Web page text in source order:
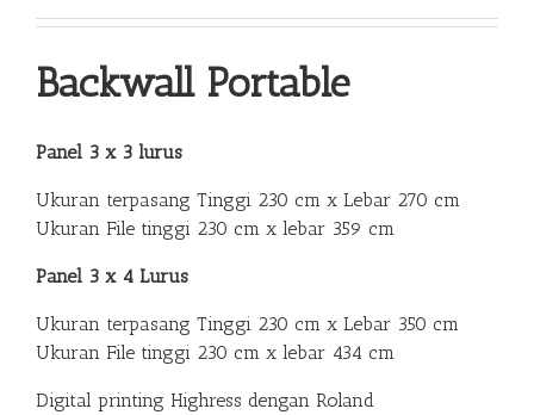
Backwall Portable
Panel 3 x 3 lurus
Ukuran terpasang Tinggi 230 cm x Lebar 270 cm
Ukuran File tinggi 230 cm x lebar 359 cm
Panel 3 x 4 Lurus
Ukuran terpasang Tinggi 230 cm x Lebar 350 cm
Ukuran File tinggi 230 cm x lebar 434 cm
Digital printing Highress dengan Roland